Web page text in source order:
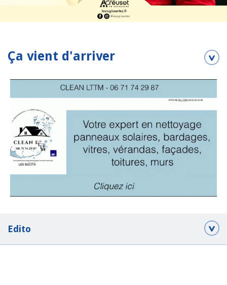
Ça vient d'arriver
Edito